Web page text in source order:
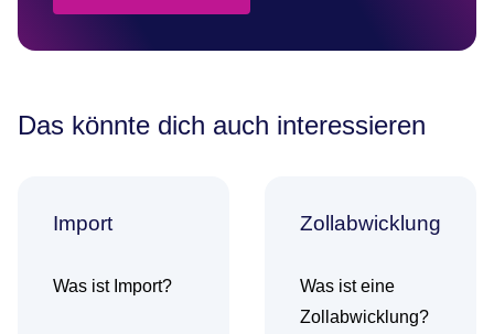
Das könnte dich auch interessieren
Import
Was ist Import?
Zollabwicklung
Was ist eine
Zollabwicklung?